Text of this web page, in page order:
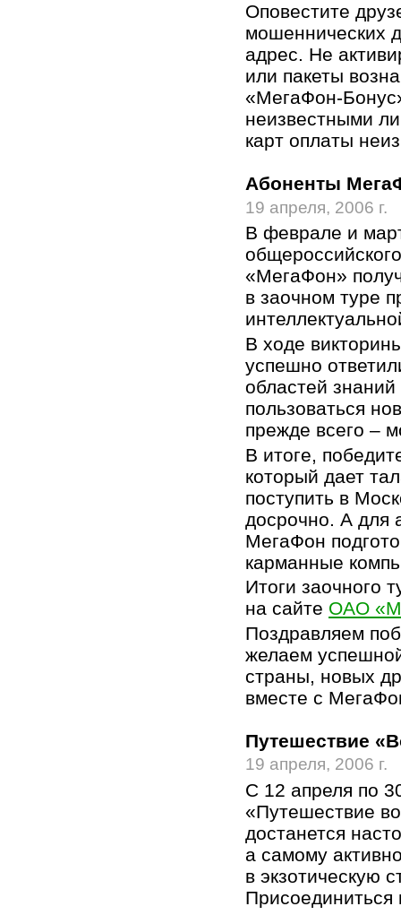
Оповестите
мошеннических
адрес. Не
или пакеты
«МегаФон-Бонус
неизвестными
карт оплаты
Абоненты
19 апреля, 2006 г.
В феврале и
«МегаФон»
в заочном туре
В ходе
успешно
областей
пользоваться
прежде всего –
В итоге,
который дает
поступить в
досрочно. А для
МегаФон
карманные
Итоги заочного
на сайте ОАО
Поздравляем
желаем
страны, новых
вместе с
Путешествие
19 апреля, 2006 г.
С 12 апреля по
«Путешествие
достанется
а самому
в экзотическую